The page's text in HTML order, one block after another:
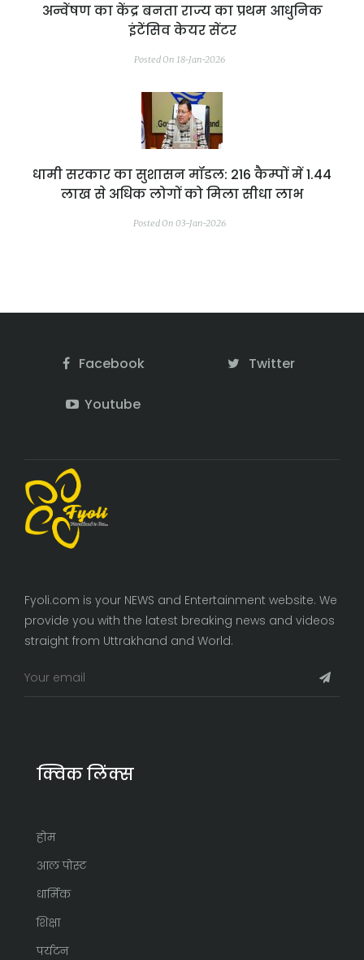
अन्वेंषण का केंद्र बनता राज्य का प्रथम आधुनिक
इंटेंसिव केयर सेंटर
Posted On 18-Jan-2026
धामी सरकार का सुशासन मॉडल: 216 कैम्पों में 1.44
लाख से अधिक लोगों को मिला सीधा लाभ
Posted On 03-Jan-2026
Facebook Twitter
Youtube
Fyoli.com is your NEWS and Entertainment website. We
provide you with the latest breaking news and videos
straight from Uttrakhand and World.
क्विक लिंक्स
होम
आल पोस्ट
धार्मिक
शिक्षा
पर्यटन